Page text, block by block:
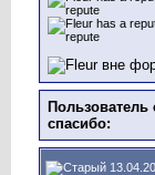
Пользователь
cпасибо: